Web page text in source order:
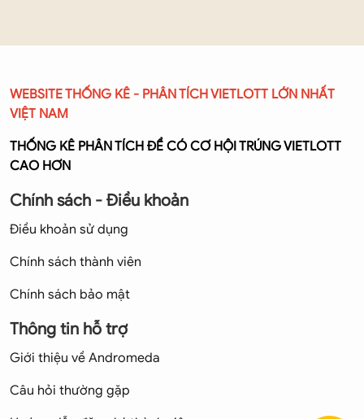
WEBSITE THỐNG KÊ - PHÂN TÍCH VIETLOTT LỚN NHẤT
VIỆT NAM
THỐNG KÊ PHÂN TÍCH ĐỂ CÓ CƠ HỘI TRÚNG VIETLOTT
CAO HƠN
Chính sách - Điều khoản
Điều khoản sử dụng
Chính sách thành viên
Chính sách bảo mật
Thông tin hỗ trợ
Giới thiệu về Andromeda
Câu hỏi thường gặp